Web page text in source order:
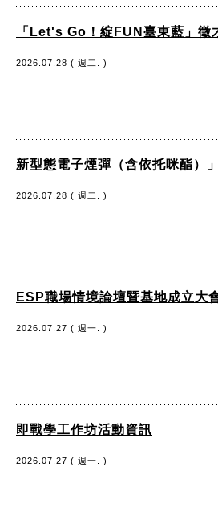
「Let's Go！綻FUN臺東藍」徵
2026.07.28 ( 週二. )
新型態電子煙彈（含依托咪酯）
2026.07.28 ( 週二. )
ESP職場情境論壇暨基地成立大
2026.07.27 ( 週一. )
即戰學工作坊活動資訊
2026.07.27 ( 週一. )